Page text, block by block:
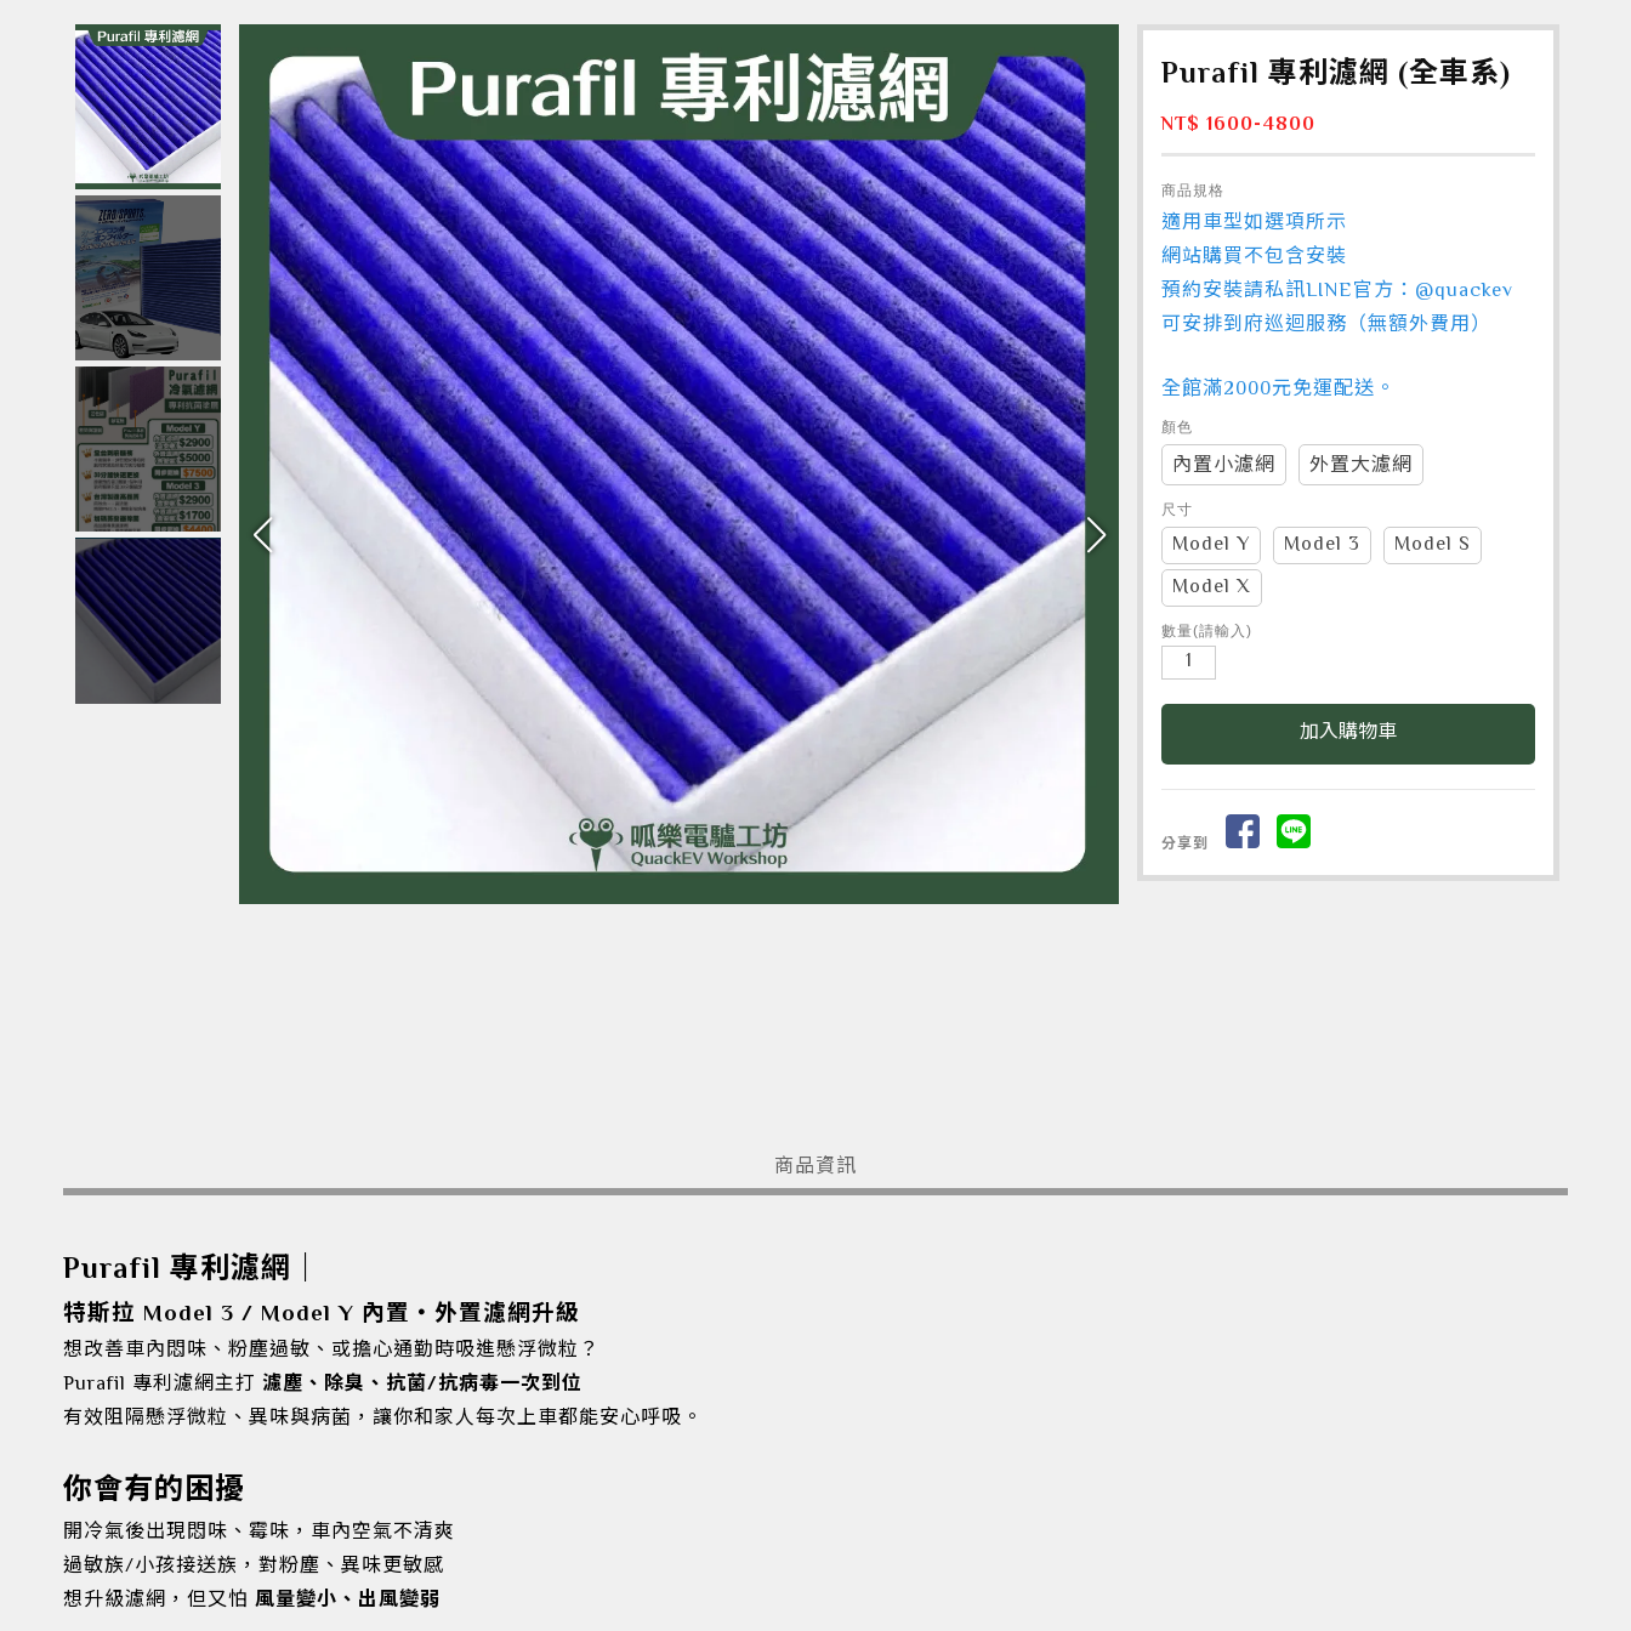
Purafil 專利濾網 (全車系)
NT$ 1600-4800
商品規格
適用車型如選項所示
網站購買不包含安裝
預約安裝請私訊LINE官方：@quackev
可安排到府巡迴服務（無額外費用）
全館滿2000元免運配送。
顏色
內置小濾網 外置大濾網
尺寸
Model Y Model 3
Model S
Model X
數量(請輸入)
分享到
商品資訊
Purafil 專利濾網｜
特斯拉 Model 3 / Model Y 內置・外置濾網升級
想改善車內悶味、粉塵過敏、或擔心通勤時吸進懸浮微粒？
Purafil 專利濾網主打 濾塵、除臭、抗菌/抗病毒一次到位
有效阻隔懸浮微粒、異味與病菌，讓你和家人每次上車都能安心呼吸。
你會有的困擾
開冷氣後出現悶味、霉味，車內空氣不清爽
過敏族/小孩接送族，對粉塵、異味更敏感
想升級濾網，但又怕 風量變小、出風變弱